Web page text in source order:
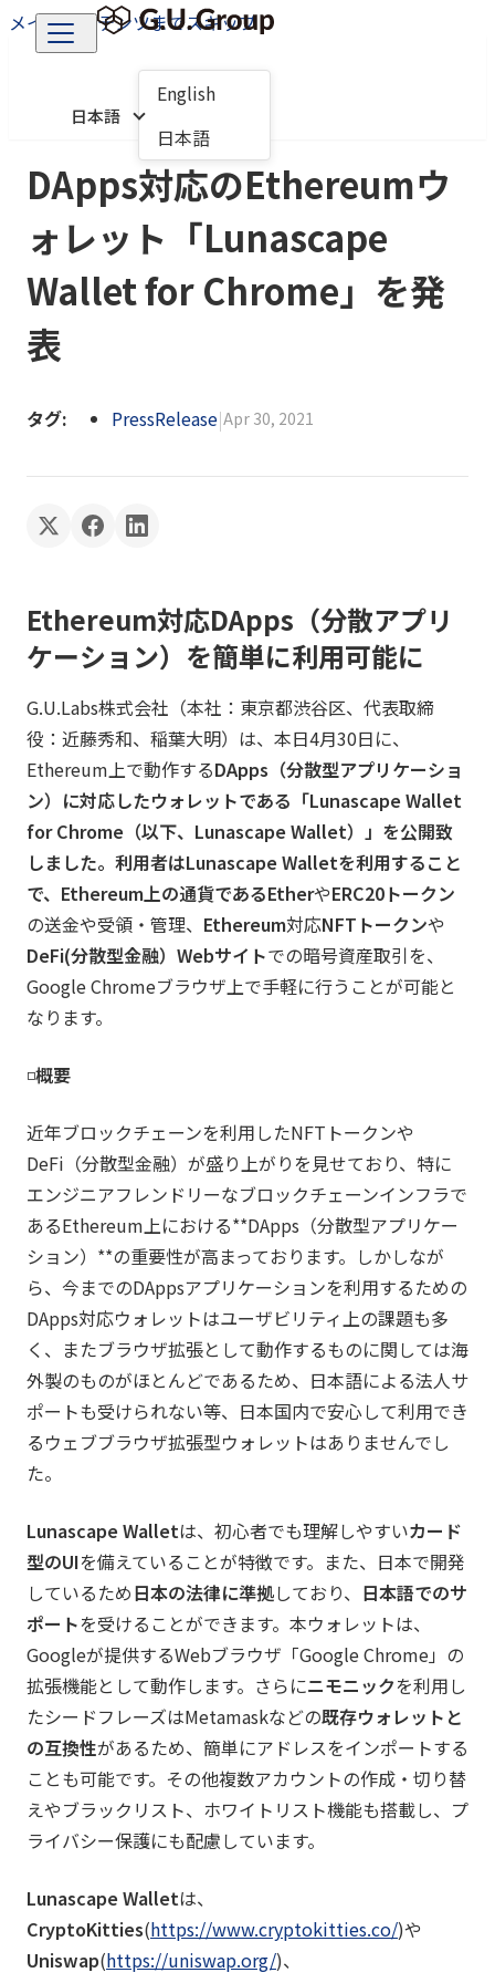
メインコンテンツまでスキップ
日本語
English
日本語
DApps対応のEthereumウ
ォレット「Lunascape
Wallet for Chrome」を発
表
タグ: PressRelease|Apr 30, 2021
Ethereum対応DApps（分散アプリ
ケーション）を簡単に利用可能に
G.U.Labs株式会社（本社：東京都渋谷区、代表取締
役：近藤秀和、稲葉大明）は、本日4月30日に、
Ethereum上で動作するDApps（分散型アプリケーショ
ン） に対応したウォレットである「Lunascape Wallet
for Chrome （以下、Lunascape Wallet）」を公開致
しました。利用者はLunascape Walletを利用すること
で、 Ethereum上の通貨であるEtherやERC20トークン
の送金や受領・管理、 Ethereum対応NFTトークンや
DeFi(分散型金融）Webサイトでの暗号資産取引を、
Google Chromeブラウザ上で手軽に行うことが可能と
なります。
◽️概要
近年ブロックチェーンを利用したNFTトークンや
DeFi（分散型金融）が盛り上がりを見せており、特に
エンジニアフレンドリーなブロックチェーンインフラで
あるEthereum上における**DApps（分散型アプリケー
ション）**の重要性が高まっております。しかしなが
ら、今までのDAppsアプリケーションを利用するための
DApps対応ウォレットはユーザビリティ上の課題も多
く、またブラウザ拡張として動作するものに関しては海
外製のものがほとんどであるため、日本語による法人サ
ポートも受けられない等、日本国内で安心して利用でき
るウェブブラウザ拡張型ウォレットはありませんでし
た。
Lunascape Walletは、初心者でも理解しやすいカード
型のUIを備えていることが特徴です。また、日本で開発
しているため日本の法律に準拠しており、 日本語でのサ
ポートを受けることができます。本ウォレットは、
Googleが提供するWebブラウザ「Google Chrome」の
拡張機能として動作します。さらにニモニックを利用し
たシードフレーズはMetamaskなどの既存ウォレットと
の互換性があるため、簡単にアドレスをインポートする
ことも可能です。その他複数アカウントの作成・切り替
えやブラックリスト、ホワイトリスト機能も搭載し、プ
ライバシー保護にも配慮しています。
Lunascape Walletは、
CryptoKitties(https://www.cryptokitties.co/)や
Uniswap(https://uniswap.org/)、